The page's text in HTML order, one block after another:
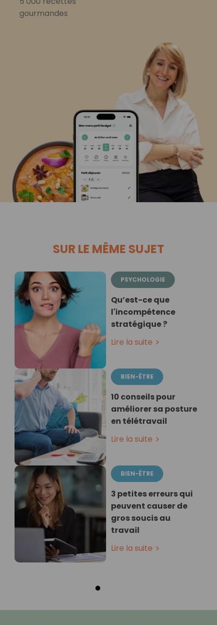
gourmandes
SUR LE MÊME SUJET
PSYCHOLOGIE
Qu’est-ce que
l'incompétence
stratégique ?
Lire la suite
BIEN-ÊTRE
10 conseils pour
améliorer sa posture
en télétravail
Lire la suite
BIEN-ÊTRE
3 petites erreurs qui
peuvent causer de
gros soucis au
travail
Lire la suite